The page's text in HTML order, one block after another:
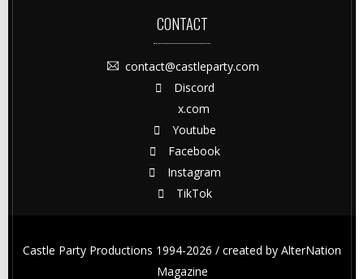
CONTACT
contact@castleparty.com
Discord
x.com
Youtube
Facebook
Instagram
TikTok
Castle Party Productions 1994-2026 / created by AlterNation
Magazine